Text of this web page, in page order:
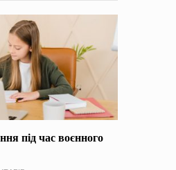
під час воєнного